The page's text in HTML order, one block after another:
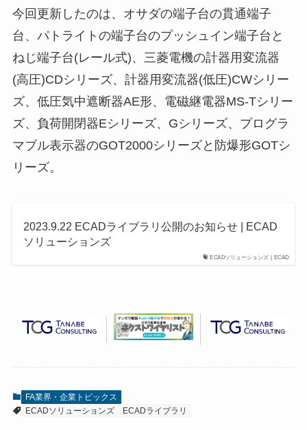
今回更新したのは、オサダの端子台の貫通端子
台、パトライトの端子台のプッシュイン端子台と
ねじ端子台(レール式)、三菱電機の計器用変流器
(高圧)CDシリーズ、計器用変流器(低圧)CWシリー
ズ、低圧気中遮断器AE形、電磁継電器MS-Tシリー
ズ、負荷開閉器Eシリーズ、Gシリーズ、プログラ
マブル表示器のGOT2000シリーズと防爆形GOTシ
リーズ。
ECADソリューションズ | ECAD
2023.9.22 ECADライブラリ公開のお知らせ | ECAD
ソリューションズ
FA業界・企業トピックス
ECADソリューションズ
ECADライブラリ